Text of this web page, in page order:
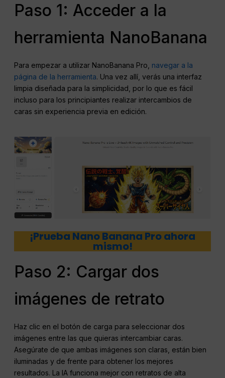
Paso 1: Acceder a la
herramienta NanoBanana
Para empezar a utilizar NanoBanana Pro, navegar a la
página de la herramienta. Una vez allí, verás una interfaz
limpia diseñada para la simplicidad, por lo que es fácil
incluso para los principiantes realizar intercambios de
caras sin experiencia previa en edición.
¡Prueba Nano Banana Pro ahora
mismo!
Paso 2: Cargar dos
imágenes de retrato
Haz clic en el botón de carga para seleccionar dos
imágenes entre las que quieras intercambiar caras.
Asegúrate de que ambas imágenes son claras, están bien
iluminadas y de frente para obtener los mejores
resultados. La IA funciona mejor con retratos de alta